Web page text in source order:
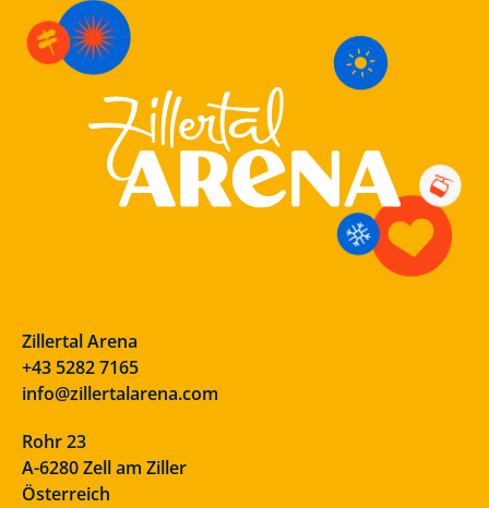
Zillertal Arena
+43 5282 7165
info@zillertalarena.com
Rohr 23
A-6280 Zell am Ziller
Österreich